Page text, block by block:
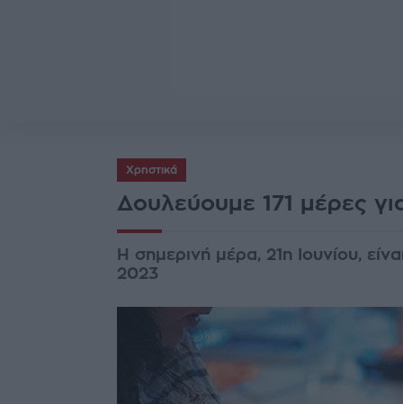
Χρηστικά
Δουλεύουμε 171 μέρες
Η σημερινή μέρα, 21η Ιουνίου,
2023